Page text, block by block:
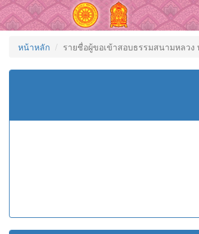
หน้าหลัก รายชื่อผู้ขอเข้าสอบธรรมสนามหลว